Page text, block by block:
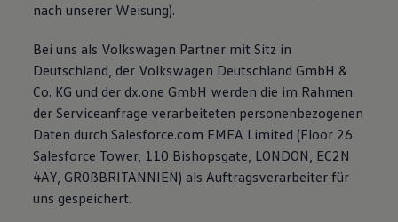
nach unserer Weisung).
Bei uns als Volkswagen Partner mit Sitz in
Deutschland, der Volkswagen Deutschland GmbH &
Co. KG und der dx.one GmbH werden die im Rahmen
der Serviceanfrage verarbeiteten personenbezogenen
Daten durch Salesforce.com EMEA Limited (Floor 26
Salesforce Tower, 110 Bishopsgate, LONDON, EC2N
4AY, GR0ßBRITANNIEN) als Auftragsverarbeiter für
uns gespeichert.